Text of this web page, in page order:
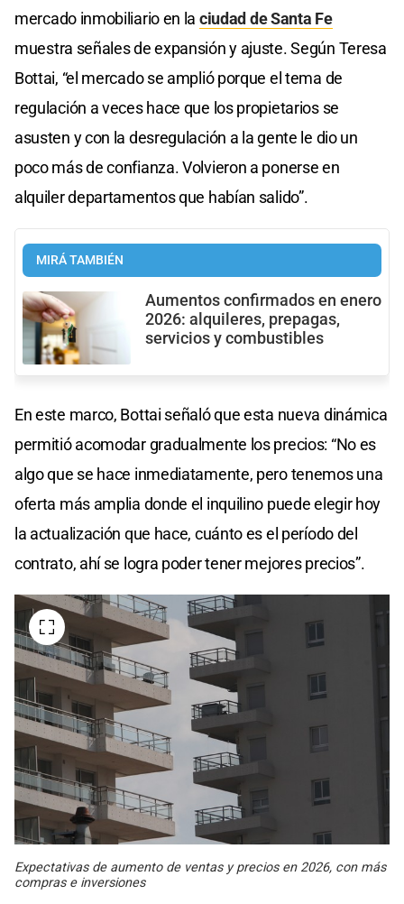
mercado inmobiliario en la ciudad de Santa Fe
muestra señales de expansión y ajuste. Según Teresa
Bottai, “el mercado se amplió porque el tema de
regulación a veces hace que los propietarios se
asusten y con la desregulación a la gente le dio un
poco más de confianza. Volvieron a ponerse en
alquiler departamentos que habían salido”.
MIRÁ TAMBIÉN
Aumentos confirmados en enero
2026: alquileres, prepagas,
servicios y combustibles
En este marco, Bottai señaló que esta nueva dinámica
permitió acomodar gradualmente los precios: “No es
algo que se hace inmediatamente, pero tenemos una
oferta más amplia donde el inquilino puede elegir hoy
la actualización que hace, cuánto es el período del
contrato, ahí se logra poder tener mejores precios”.
Expectativas de aumento de ventas y precios en 2026, con más
compras e inversiones